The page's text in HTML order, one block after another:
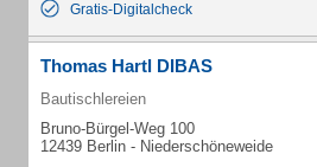
Gratis-Digitalcheck
Thomas Hartl DIBAS
Bautischlereien
Bruno-Bürgel-Weg 100
12439 Berlin - Niederschöneweide